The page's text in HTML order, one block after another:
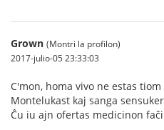
Grown (Montri la profilon)
2017-julio-05 23:33:03
C'mon, homa vivo ne estas
Montelukast kaj sanga
Ĉu iu ajn ofertas medicinon